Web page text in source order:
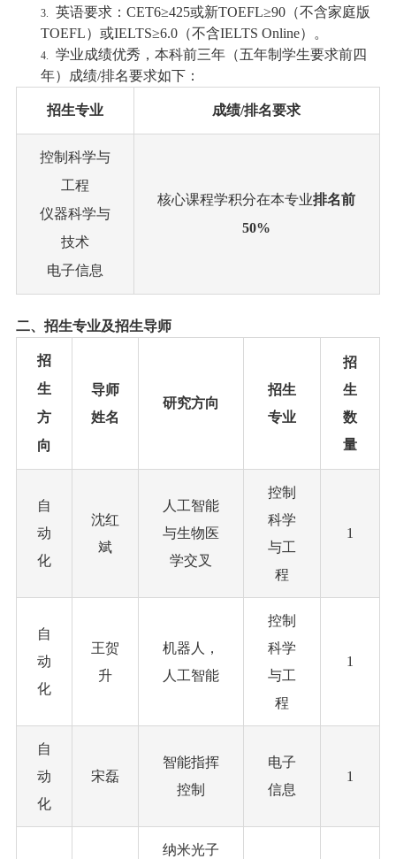
3. 英语要求： CET6≥425或新TOEFL≥90（不含家庭版
TOEFL）或IELTS≥6.0（不含IELTS Online）。
4.
学业成绩优秀，本科前三年（五年制学生要求前四
年）成绩/排名要求如下：
招生专业 成绩/排名要求
控制科学与
工程
仪器科学与
技术
电子信息
核心课程学积分在本专业排名前
50%
二、招生专业及招生导师
招
生
方
向
导师
姓名
研究方向
招生
专业
招
生
数
量
自
动
化
沈红
斌
人工智能
与生物医
学交叉
控制
科学
与工
程
1
自
动
化
王贺
升
机器人，
人工智能
控制
科学
与工
程
1
自
动
化
宋磊
智能指挥
控制
电子
信息
1
纳米光子